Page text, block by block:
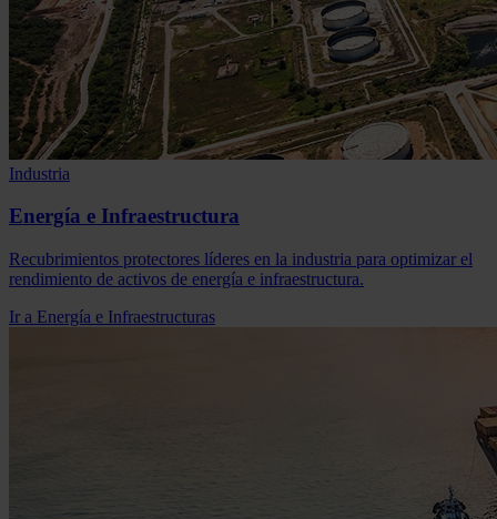
Industria
Energía e Infraestructura
Recubrimientos protectores líderes en la industria para optimizar el
rendimiento de activos de energía e infraestructura.
Ir a Energía e Infraestructuras